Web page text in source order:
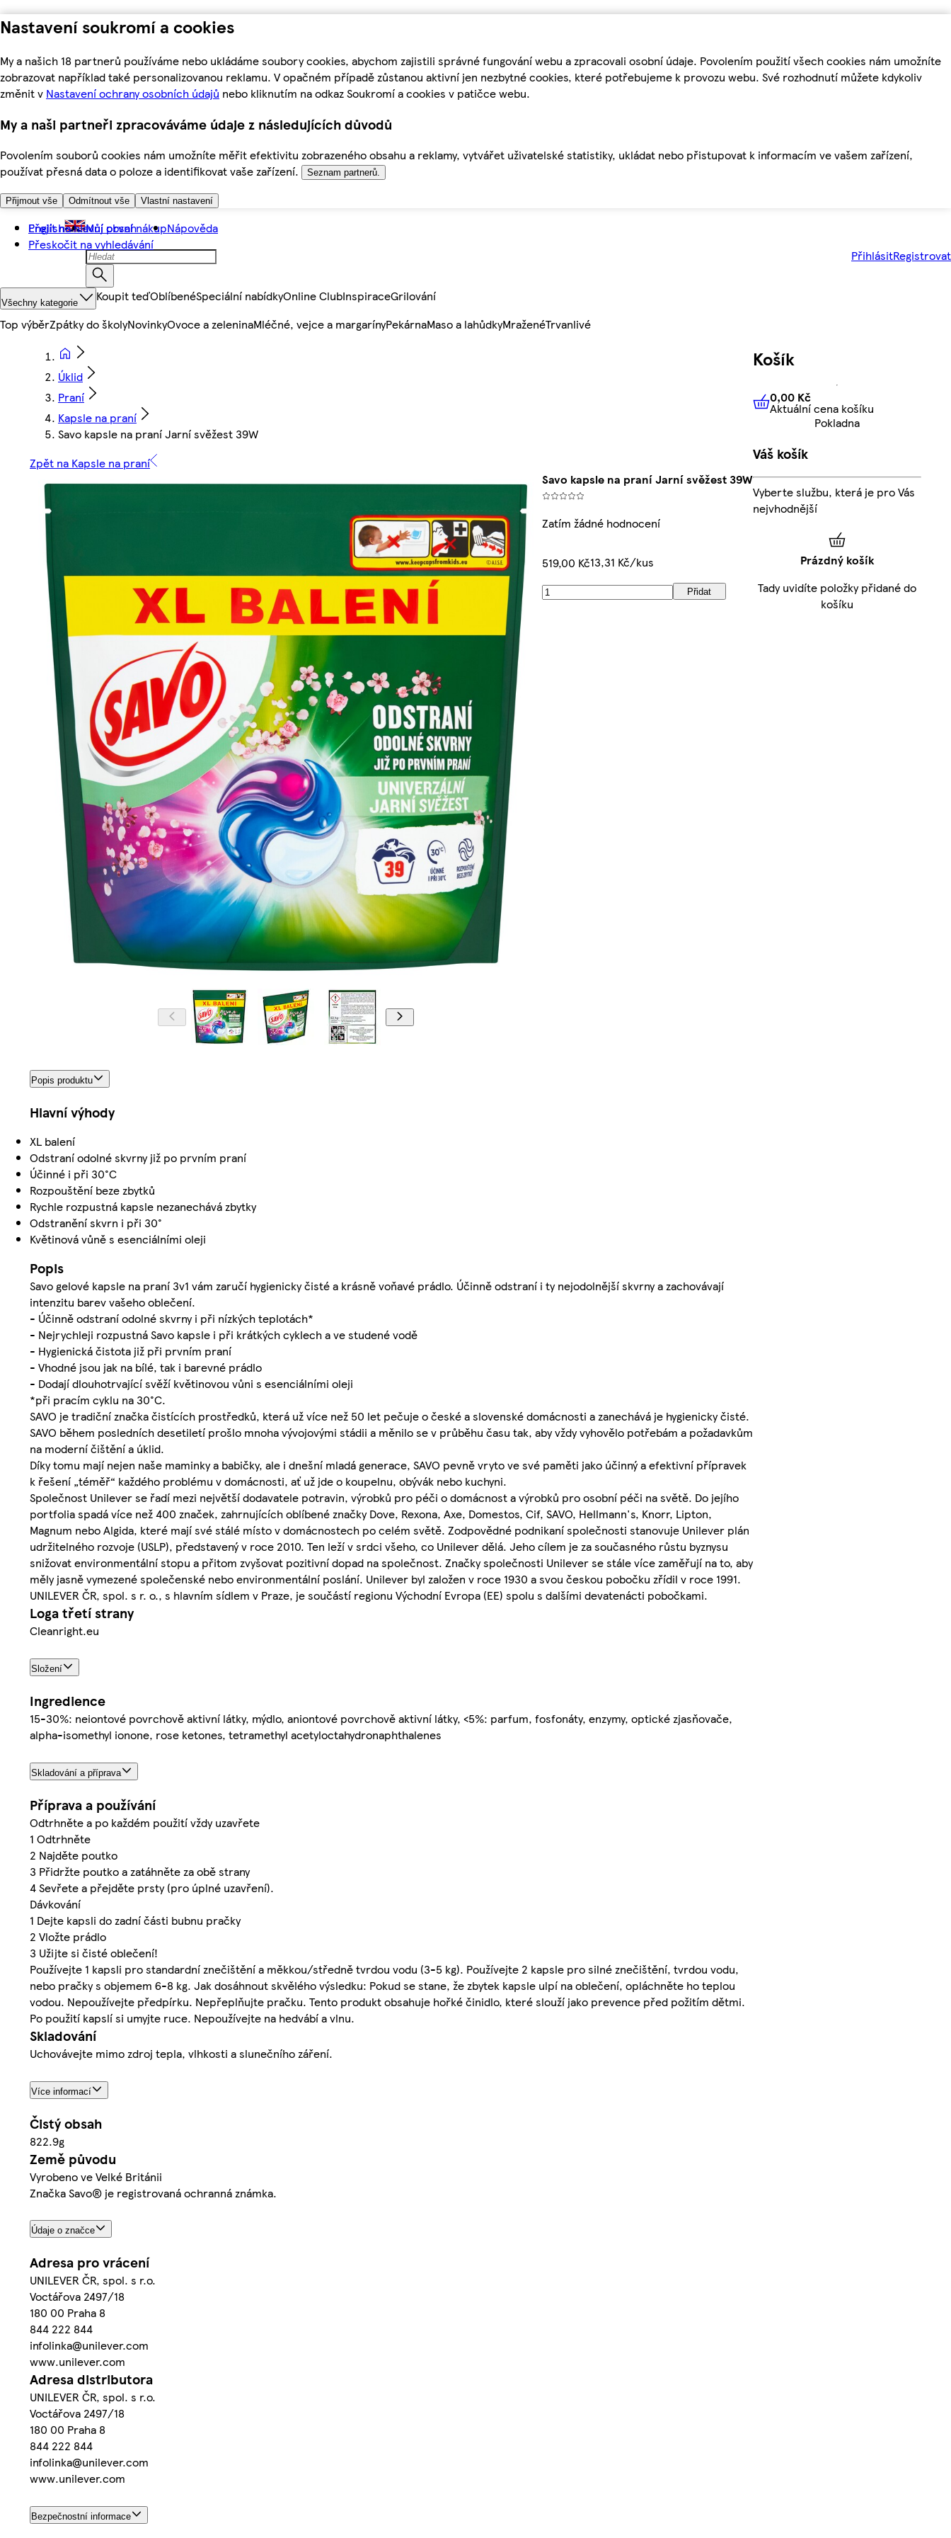
Nastavení soukromí a cookies
My a našich 18 partnerů používáme nebo ukládáme soubory cookies, abychom zajistili správné fungování webu a zpracovali osobní údaje. Povolením použití všech cookies nám umožníte
zobrazovat například také personalizovanou reklamu. V opačném případě zůstanou aktivní jen nezbytné cookies, které potřebujeme k provozu webu. Své rozhodnutí můžete kdykoliv
změnit v Nastavení ochrany osobních údajů nebo kliknutím na odkaz Soukromí a cookies v patičce webu.
My a naši partneři zpracováváme údaje z následujících důvodů
Povolením souborů cookies nám umožníte měřit efektivitu zobrazeného obsahu a reklamy, vytvářet uživatelské statistiky, ukládat nebo přistupovat k informacím ve vašem zařízení,
používat přesná data o poloze a identifikovat vaše zařízení.
Seznam partnerů.
Přijmout vše Odmítnout vše Vlastní nastavení
Přejít na hlavní obsah
Přeskočit na vyhledávání
English Můj první nákupNápověda
PřihlásitRegistrovat
Všechny kategorie Koupit teďOblíbenéSpeciální nabídkyOnline ClubInspiraceGrilování
Top výběrZpátky do školyNovinkyOvoce a zeleninaMléčné, vejce a margarínyPekárnaMaso a lahůdkyMraženéTrvanlivé
Úklid
Praní
Kapsle na praní
Savo kapsle na praní Jarní svěžest 39W
Zpět na Kapsle na praní
Savo kapsle na praní Jarní svěžest 39W
Zatím žádné hodnocení
519,00 Kč13,31 Kč/kus
Přidat
Popis produktu
Hlavní výhody
XL balení
Odstraní odolné skvrny již po prvním praní
Účinné i při 30°C
Rozpouštění beze zbytků
Rychle rozpustná kapsle nezanechává zbytky
Odstranění skvrn i při 30°
Květinová vůně s esenciálními oleji
Popis
Savo gelové kapsle na praní 3v1 vám zaručí hygienicky čisté a krásně voňavé prádlo. Účinně odstraní i ty nejodolnější skvrny a zachovávají
intenzitu barev vašeho oblečení.
- Účinně odstraní odolné skvrny i při nízkých teplotách*
- Nejrychleji rozpustná Savo kapsle i při krátkých cyklech a ve studené vodě
- Hygienická čistota již při prvním praní
- Vhodné jsou jak na bílé, tak i barevné prádlo
- Dodají dlouhotrvající svěží květinovou vůni s esenciálními oleji
*při pracím cyklu na 30°C.
SAVO je tradiční značka čistících prostředků, která už více než 50 let pečuje o české a slovenské domácnosti a zanechává je hygienicky čisté.
SAVO během posledních desetiletí prošlo mnoha vývojovými stádii a měnilo se v průběhu času tak, aby vždy vyhovělo potřebám a požadavkům
na moderní čištění a úklid.
Díky tomu mají nejen naše maminky a babičky, ale i dnešní mladá generace, SAVO pevně vryto ve své paměti jako účinný a efektivní přípravek
k řešení „téměř“ každého problému v domácnosti, ať už jde o koupelnu, obývák nebo kuchyni.
Společnost Unilever se řadí mezi největší dodavatele potravin, výrobků pro péči o domácnost a výrobků pro osobní péči na světě. Do jejího
portfolia spadá více než 400 značek, zahrnujících oblíbené značky Dove, Rexona, Axe, Domestos, Cif, SAVO, Hellmann's, Knorr, Lipton,
Magnum nebo Algida, které mají své stálé místo v domácnostech po celém světě. Zodpovědné podnikaní společnosti stanovuje Unilever plán
udržitelného rozvoje (USLP), představený v roce 2010. Ten leží v srdci všeho, co Unilever dělá. Jeho cílem je za současného růstu byznysu
snižovat environmentální stopu a přitom zvyšovat pozitivní dopad na společnost. Značky společnosti Unilever se stále více zaměřují na to, aby
měly jasně vymezené společenské nebo environmentální poslání. Unilever byl založen v roce 1930 a svou českou pobočku zřídil v roce 1991.
UNILEVER ČR, spol. s r. o., s hlavním sídlem v Praze, je součástí regionu Východní Evropa (EE) spolu s dalšími devatenácti pobočkami.
Loga třetí strany
Cleanright.eu
Složení
Ingredience
15-30%: neiontové povrchově aktivní látky, mýdlo, aniontové povrchově aktivní látky, <5%: parfum, fosfonáty, enzymy, optické zjasňovače,
alpha-isomethyl ionone, rose ketones, tetramethyl acetyloctahydronaphthalenes
Skladování a příprava
Příprava a používání
Odtrhněte a po každém použití vždy uzavřete
1 Odtrhněte
2 Najděte poutko
3 Přidržte poutko a zatáhněte za obě strany
4 Sevřete a přejděte prsty (pro úplné uzavření).
Dávkování
1 Dejte kapsli do zadní části bubnu pračky
2 Vložte prádlo
3 Užijte si čisté oblečení!
Používejte 1 kapsli pro standardní znečištění a měkkou/středně tvrdou vodu (3-5 kg). Používejte 2 kapsle pro silné znečištění, tvrdou vodu,
nebo pračky s objemem 6-8 kg. Jak dosáhnout skvělého výsledku: Pokud se stane, že zbytek kapsle ulpí na oblečení, opláchněte ho teplou
vodou. Nepoužívejte předpírku. Nepřeplňujte pračku. Tento produkt obsahuje hořké činidlo, které slouží jako prevence před požitím dětmi.
Po použití kapslí si umyjte ruce. Nepoužívejte na hedvábí a vlnu.
Skladování
Uchovávejte mimo zdroj tepla, vlhkosti a slunečního záření.
Více informací
Čistý obsah
822.9g
Země původu
Vyrobeno ve Velké Británii
Značka Savo® je registrovaná ochranná známka.
Údaje o značce
Adresa pro vrácení
UNILEVER ČR, spol. s r.o.
Voctářova 2497/18
180 00 Praha 8
844 222 844
infolinka@unilever.com
www.unilever.com
Adresa distributora
UNILEVER ČR, spol. s r.o.
Voctářova 2497/18
180 00 Praha 8
844 222 844
infolinka@unilever.com
www.unilever.com
Bezpečnostní informace
Košík
0,00 KčAktuální cena košíku
0,00 Kč
Aktuální cena košíku
Pokladna
Váš košík
Vyberte službu, která je pro Vás
nejvhodnější
Prázdný košík
Tady uvidíte položky přidané do
košíku